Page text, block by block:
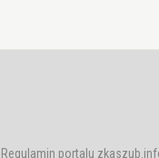
Regulamin portalu